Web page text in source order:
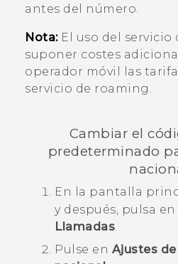
antes del número.
Nota:El uso del servicio
suponer costes
operador móvil las
servicio de roaming.
Cambiar el
predeterminado
En la pantalla
y después, pulsa en
Llamadas.
Pulse en Ajustes